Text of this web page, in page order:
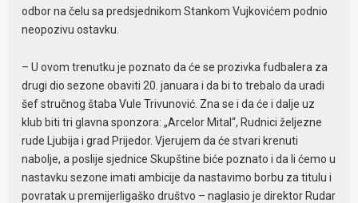
odbor na čelu sa predsjednikom Stankom Vujkovićem podnio
neopozivu ostavku.
– U ovom trenutku je poznato da će se prozivka fudbalera za
drugi dio sezone obaviti 20. januara i da bi to trebalo da uradi
šef stručnog štaba Vule Trivunović. Zna se i da će i dalje uz
klub biti tri glavna sponzora: „Arcelor Mital“, Rudnici željezne
rude Ljubija i grad Prijedor. Vjerujem da će stvari krenuti
nabolje, a poslije sjednice Skupštine biće poznato i da li ćemo u
nastavku sezone imati ambicije da nastavimo borbu za titulu i
povratak u premijerligaško društvo – naglasio je direktor Rudar